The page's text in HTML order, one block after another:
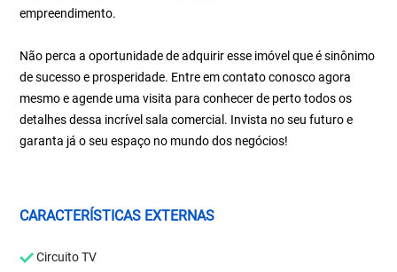
empreendimento.
Não perca a oportunidade de adquirir esse imóvel que é sinônimo
de sucesso e prosperidade. Entre em contato conosco agora
mesmo e agende uma visita para conhecer de perto todos os
detalhes dessa incrível sala comercial. Invista no seu futuro e
garanta já o seu espaço no mundo dos negócios!
CARACTERÍSTICAS EXTERNAS
Circuito TV